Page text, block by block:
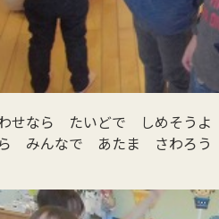
せなら たいどで しめそうよ
みんなで あたま さわろう